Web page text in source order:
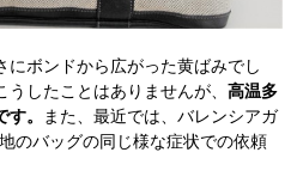
ボンドから広がった黄ばみでし
したことはありませんが、 高温多
。
また、最近では、バレンシアガ
のバッグの同じ様な症状での依頼